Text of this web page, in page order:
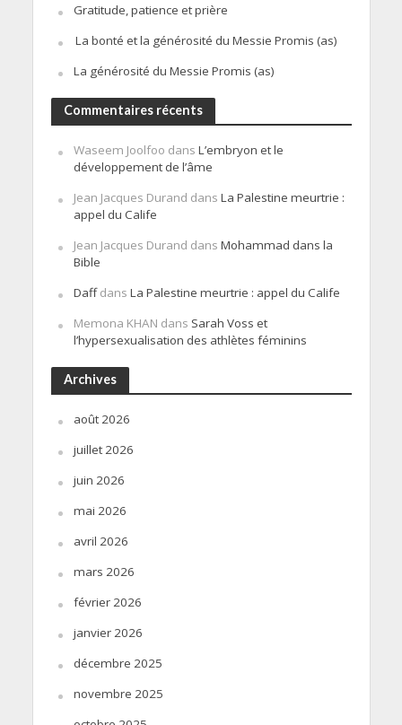
Gratitude, patience et prière
La bonté et la générosité du Messie Promis (as)
La générosité du Messie Promis (as)
Commentaires récents
Waseem Joolfoo dans L’embryon et le
développement de l’âme
Jean Jacques Durand dans La Palestine meurtrie :
appel du Calife
Jean Jacques Durand dans Mohammad dans la
Bible
Daffdans La Palestine meurtrie : appel du Calife
Memona KHAN dans Sarah Voss et
l’hypersexualisation des athlètes féminins
Archives
août 2026
juillet 2026
juin 2026
mai 2026
avril 2026
mars 2026
février 2026
janvier 2026
décembre 2025
novembre 2025